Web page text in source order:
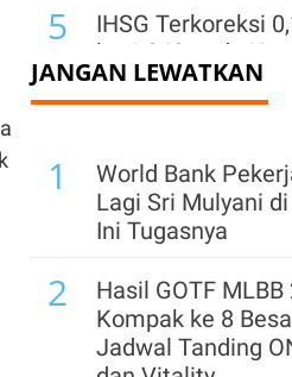
5
IHSG Terkoreksi
ke 6.343 pada
(6/8), MBMA,
EXCL Top Losers
6
Saham TOWR
dari Indeks LQ45,
Dampaknya Hanya
Bersifat Teknikal
7
Simak
Teknikal Saham
AADI, dan AMRT
JANGAN LEWATKAN
1
World Bank
Lagi Sri Mulyani di
Ini Tugasnya
2
Hasil GOTF MLBB
Kompak ke 8
Jadwal Tanding